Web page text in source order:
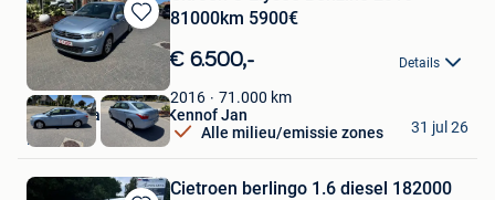
Bewaren
in
Mijn
Favorieten
81000km 5900€
€ 6.500,- Details
2016 71.000 km
Alle milieu/emissie zones
Garage Carrosserie Kennof Jan
Lede
31 jul 26
Cietroen berlingo 1.6 diesel 182000